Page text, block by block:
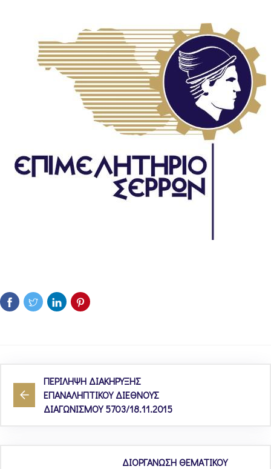
ΠΕΡΙΛΗΨΗ ΔΙΑΚΗΡΥΞΗΣ
ΕΠΑΝΑΛΗΠΤΙΚΟΥ ΔΙΕΘΝΟΥΣ
ΔΙΑΓΩΝΙΣΜΟΥ 5703/18.11.2015
ΔΙΟΡΓΑΝΩΣΗ ΘΕΜΑΤΙΚΟΥ